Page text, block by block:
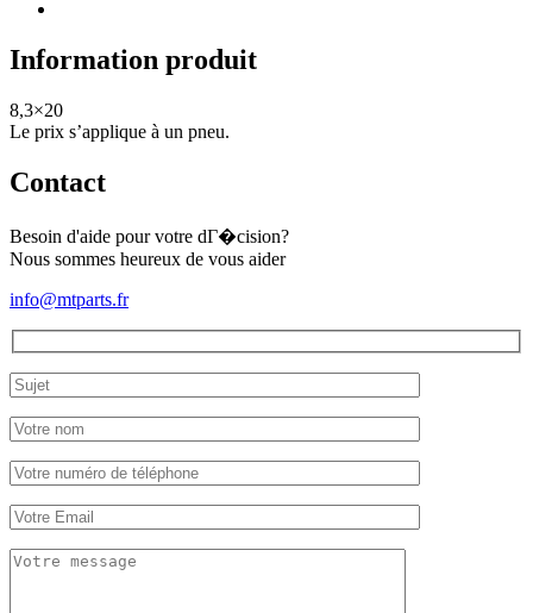
Information produit
8,3×20
Le prix s’applique à un pneu.
Contact
Besoin d'aide pour votre dГ�cision?
Nous sommes heureux de vous aider
info@mtparts.fr